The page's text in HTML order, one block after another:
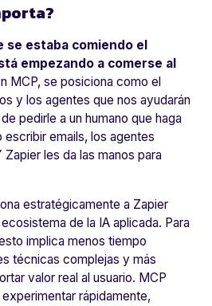
se estaba comiendo el
empezando a comerse al
MCP, se posiciona como el
y los agentes que nos ayudarán
pedirle a un humano que haga
emails, los agentes
les da las manos para
estratégicamente a Zapier
de la IA aplicada. Para
implica menos tiempo
técnicas complejas y más
valor real al usuario. MCP
rápidamente,